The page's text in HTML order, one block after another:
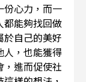
份心力，而一
都能夠找回做
於自己的美好
人，也能獲得
，進而促使社